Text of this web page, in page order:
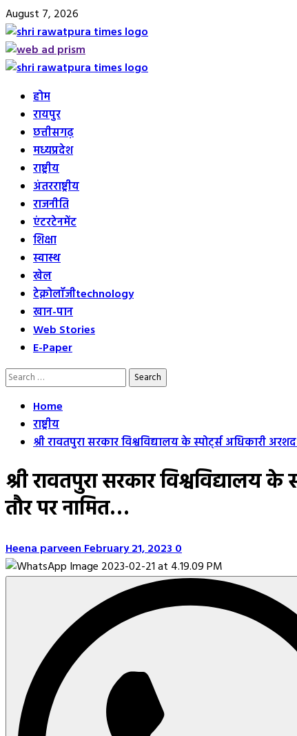
Skip
to
content
August 7, 2026
Primary
होम
रायपुर
छत्तीसगढ़
मध्यप्रदेश
राष्ट्रीय
अंतरराष्ट्रीय
राजनीति
एंटरटेनमेंट
शिक्षा
स्वास्थ
खेल
टेक्नोलॉजीtechnology
खान-पान
Web Stories
E-Paper
Search
Home
राष्ट्रीय
श्री रावतपुरा सरकार विश्वविद्यालय के स्पोर्ट्स अधिकारी
श्री रावतपुरा सरकार
तौर पर नामित…
Heena parveenFebruary 21, 20230